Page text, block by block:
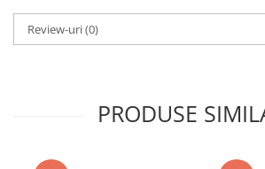
Review-uri(0)
PRODUSE